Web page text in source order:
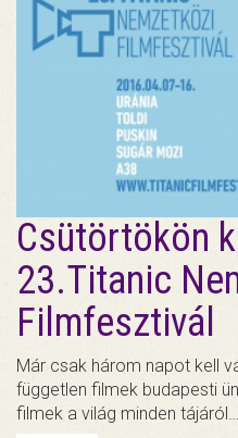
Csütörtökön
23.Titanic
Filmfesztivál
Már csak három napot kell
független filmek budapesti
filmek a világ minden tájáról…